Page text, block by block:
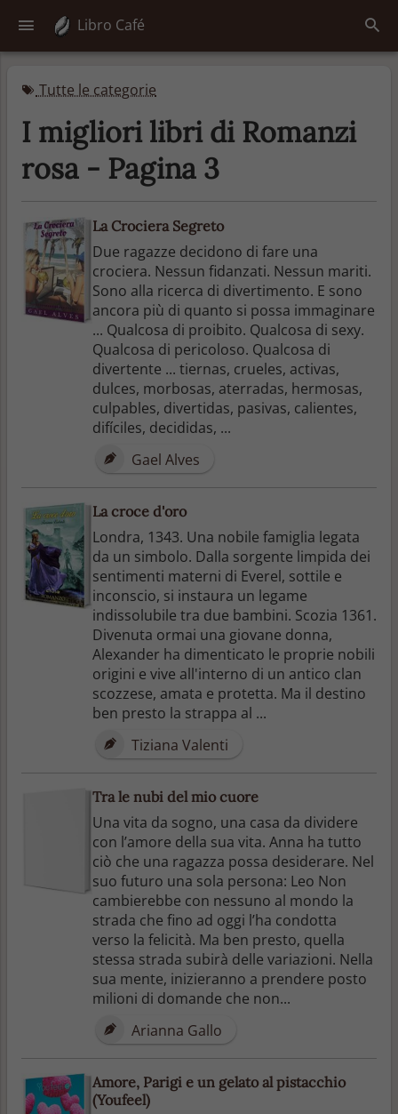
Libro Café
Tutte le categorie
I migliori libri di Romanzi
rosa - Pagina 3
La Crociera Segreto
Due ragazze decidono di fare una
crociera. Nessun fidanzati. Nessun mariti.
Sono alla ricerca di divertimento. E sono
ancora più di quanto si possa immaginare
... Qualcosa di proibito. Qualcosa di sexy.
Qualcosa di pericoloso. Qualcosa di
divertente ... tiernas, crueles, activas,
dulces, morbosas, aterradas, hermosas,
culpables, divertidas, pasivas, calientes,
difíciles, decididas, ...
Gael Alves
La croce d'oro
Londra, 1343. Una nobile famiglia legata
da un simbolo. Dalla sorgente limpida dei
sentimenti materni di Everel, sottile e
inconscio, si instaura un legame
indissolubile tra due bambini. Scozia 1361.
Divenuta ormai una giovane donna,
Alexander ha dimenticato le proprie nobili
origini e vive all'interno di un antico clan
scozzese, amata e protetta. Ma il destino
ben presto la strappa al ...
Tiziana Valenti
Tra le nubi del mio cuore
Una vita da sogno, una casa da dividere
con l’amore della sua vita. Anna ha tutto
ciò che una ragazza possa desiderare. Nel
suo futuro una sola persona: Leo Non
cambierebbe con nessuno al mondo la
strada che fino ad oggi l’ha condotta
verso la felicità. Ma ben presto, quella
stessa strada subirà delle variazioni. Nella
sua mente, inizieranno a prendere posto
milioni di domande che non...
Arianna Gallo
Amore, Parigi e un gelato al pistacchio
(Youfeel)